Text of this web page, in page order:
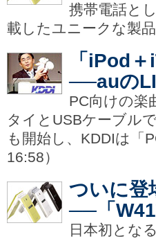
携帯電話と
載したユニークな製
「iPod
──auの
PC向けの楽
タイとUSBケーブル
も開始し、KDDIは「
16:58）
ついに登
──「
日本初とな